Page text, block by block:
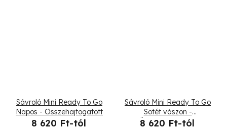
Sávroló Mini Ready To Go
Napos - Összehajtogatott
8 620 Ft-tól
Sávroló Mini Ready To Go
Sötét vászon -
Összehajtogatott
8 620 Ft-tól